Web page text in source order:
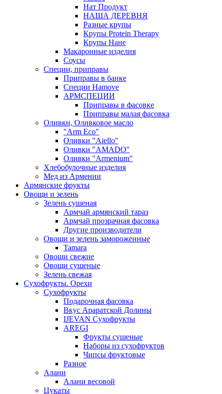
Нат Продукт
НАША ДЕРЕВНЯ
Разные крупы
Крупы Protein Therapy
Крупы Нане
Макаронные изделия
Соусы
Специи, приправы
Приправы в банке
Специи Hamove
АРМСПЕЦИИ
Приправы в фасовке
Приправы малая фасовка
Оливки, Оливковое масло
"Arm Eco"
Оливки "Aiello"
Оливки "AMADO"
Оливки "Armenium"
Хлебобулочные изделия
Мед из Армении
Армянские фрукты
Овощи и зелень
Зелень сушеная
Армчай армянский тараз
Армчай прозрачная фасовка
Другие производители
Овощи и зелень замороженные
Tamara
Овощи свежие
Овощи сушеные
Зелень свежая
Сухофрукты. Орехи
Сухофрукты
Подарочная фасовка
Вкус Араратской Долины
IJEVAN Сухофрукты
AREGI
Фрукты сушеные
Наборы из сухофруктов
Чипсы фруктовые
Разное
Алани
Алани весовой
Цукаты